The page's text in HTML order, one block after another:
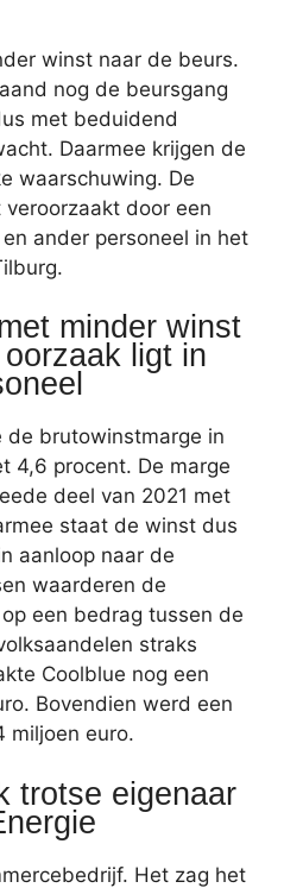
winst naar de beurs.
nog de beursgang
met beduidend
Daarmee krijgen de
waarschuwing. De
door een
ander personeel in het
minder winst
ligt in
de brutowinstmarge in
4,6 procent. De marge
deel van 2021 met
staat de winst dus
aanloop naar de
waarderen de
een bedrag tussen de
straks
Coolblue nog een
Bovendien werd een
miljoen euro.
trotse eigenaar
Het zag het